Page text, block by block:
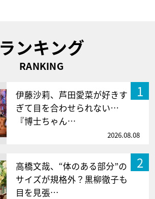
ランキング
RANKING
1
伊藤沙莉、芦田愛菜が好きす
ぎて目を合わせられない…
『博士ちゃん…
2026.08.08
2
高橋文哉、“体のある部分”の
サイズが規格外？黒柳徹子も
目を見張…